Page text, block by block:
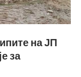
на ЈП
за